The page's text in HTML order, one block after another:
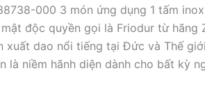
000 3 món ứng dụng 1 tấm
độc quyền gọi là Friodur từ hãng
xuất dao nổi tiếng tại Đức và Thế
là niềm hãnh diện dành cho bất kỳ